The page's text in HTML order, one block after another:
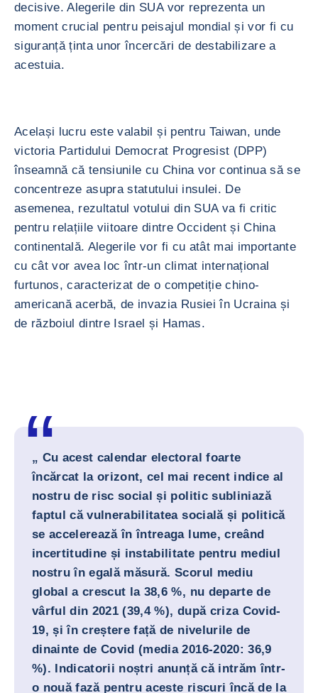
decisive. Alegerile din SUA vor reprezenta un
moment crucial pentru peisajul mondial și vor fi cu
siguranță ținta unor încercări de destabilizare a
acestuia.
Același lucru este valabil și pentru Taiwan, unde
victoria Partidului Democrat Progresist (DPP)
înseamnă că tensiunile cu China vor continua să se
concentreze asupra statutului insulei. De
asemenea, rezultatul votului din SUA va fi critic
pentru relațiile viitoare dintre Occident și China
continentală. Alegerile vor fi cu atât mai importante
cu cât vor avea loc într-un climat internațional
furtunos, caracterizat de o competiție chino-
americană acerbă, de invazia Rusiei în Ucraina și
de războiul dintre Israel și Hamas.
„ Cu acest calendar electoral foarte
încărcat la orizont, cel mai recent indice al
nostru de risc social și politic subliniază
faptul că vulnerabilitatea socială și politică
se accelerează în întreaga lume, creând
incertitudine și instabilitate pentru mediul
nostru în egală măsură. Scorul mediu
global a crescut la 38,6 %, nu departe de
vârful din 2021 (39,4 %), după criza Covid-
19, și în creștere față de nivelurile de
dinainte de Covid (media 2016-2020: 36,9
%). Indicatorii noștri anunță că intrăm într-
o nouă fază pentru aceste riscuri încă de la